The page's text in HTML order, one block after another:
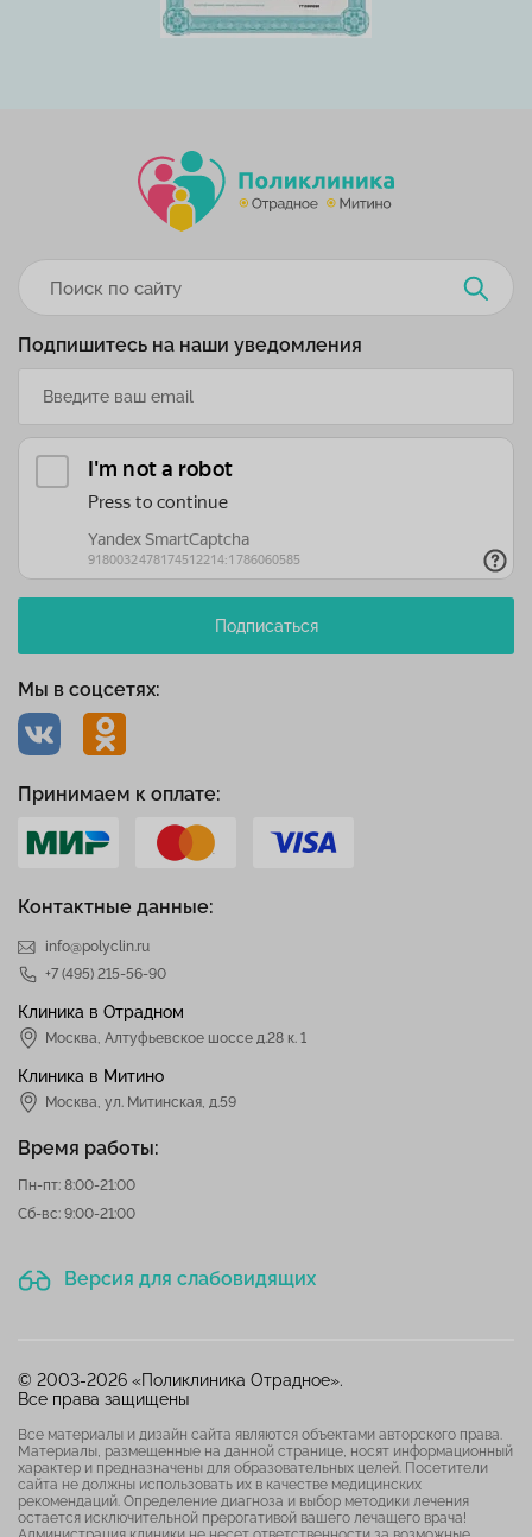
Контактные данные:
info@polyclin.ru
+7 (495) 215-56-90
Клиника в Отрадном
Москва, Алтуфьевское шоссе д.28 к. 1
Клиника в Митино
Москва, ул. Митинская, д.59
Время работы:
Пн-пт: 8:00-21:00
Сб-вс: 9:00-21:00
Мы в соцсетях:
Подпишитесь на наши уведомления
Подписаться
Версия для слабовидящих
Принимаем к оплате:
© 2003-2026 «Поликлиника Отрадное».
Все права защищены
Все материалы и дизайн сайта являются объектами авторского права.
Материалы, размещенные на данной странице, носят информационный
характер и предназначены для образовательных целей. Посетители
сайта не должны использовать их в качестве медицинских
рекомендаций. Определение диагноза и выбор методики лечения
остается исключительной прерогативой вашего лечащего врача!